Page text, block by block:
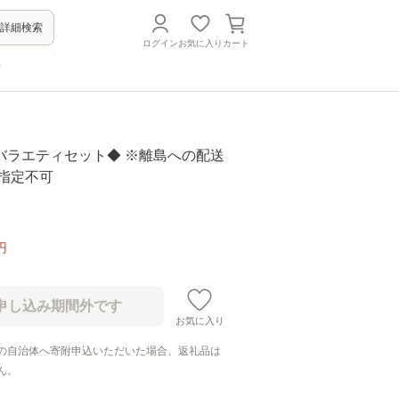
詳細検索
ログインお気に入り カート
ラエティセット◆ ※離島への配送
定不可
お気に入り
自治体へ寄附申込いただいた場合、返礼品は